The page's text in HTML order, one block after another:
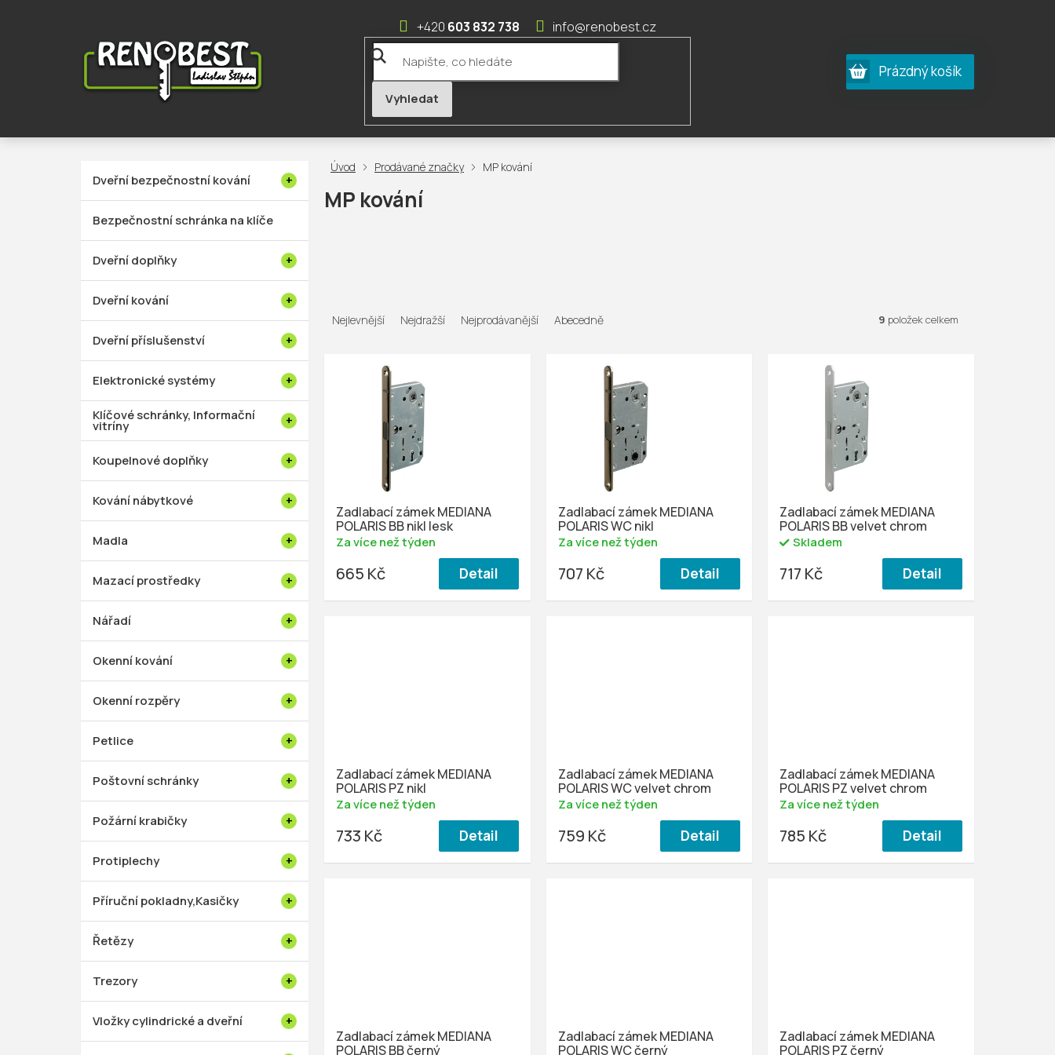
603 832 738 info@renobest.cz
Nákupní
košík
Prázdný košík
p
n
l
Dveřní bezpečnostní kování
Bezpečnostní schránka na klíče
Dveřní doplňky
Dveřní kování
Dveřní příslušenství
Elektronické systémy
Klíčové schránky, Informační
vitríny
Koupelnové doplňky
Kování nábytkové
Madla
Mazací prostředky
Nářadí
Okenní kování
Okenní rozpěry
Petlice
Poštovní schránky
Požární krabičky
Protiplechy
Příruční pokladny,Kasičky
Řetězy
Trezory
Vložky cylindrické a dveřní
MP kování
aNejlevnější Nejdražší Nejprodávanější Abecedně 9 položek celkem
V
ý
p
i
d
u
Zadlabací zámek MEDIANA
POLARIS BB nikl lesk
Za více než týden
665 Kč Detail
Zadlabací zámek MEDIANA
POLARIS WC nikl
Za více než týden
707 Kč Detail
Zadlabací zámek MEDIANA
POLARIS BB velvet chrom
Skladem
717 Kč Detail
Zadlabací zámek MEDIANA
POLARIS PZ nikl
Za více než týden
733 Kč Detail
Zadlabací zámek MEDIANA
POLARIS WC velvet chrom
Za více než týden
759 Kč Detail
Zadlabací zámek MEDIANA
POLARIS PZ velvet chrom
Za více než týden
785 Kč Detail
Zadlabací zámek MEDIANA
POLARIS BB černý
Zadlabací zámek MEDIANA
POLARIS WC černý
Zadlabací zámek MEDIANA
POLARIS PZ černý
Prodávané značky MP kování